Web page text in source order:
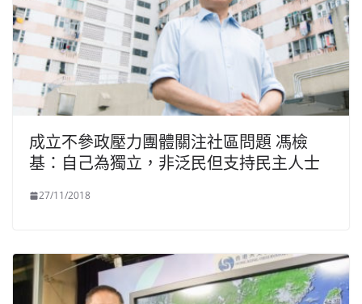
成立不參政壓力團體關注社區問題 馮檢
基：自己為獨立，非泛民但支持民主人士
27/11/2018